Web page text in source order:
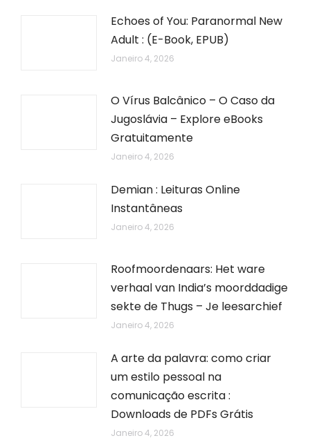
Echoes of You: Paranormal New
Adult : (E-Book, EPUB)
Janeiro 4, 2026
O Vírus Balcânico – O Caso da
Jugoslávia – Explore eBooks
Gratuitamente
Janeiro 4, 2026
Demian : Leituras Online
Instantâneas
Janeiro 4, 2026
Roofmoordenaars: Het ware
verhaal van India’s moorddadige
sekte de Thugs – Je leesarchief
Janeiro 4, 2026
A arte da palavra: como criar
um estilo pessoal na
comunicação escrita :
Downloads de PDFs Grátis
Janeiro 4, 2026